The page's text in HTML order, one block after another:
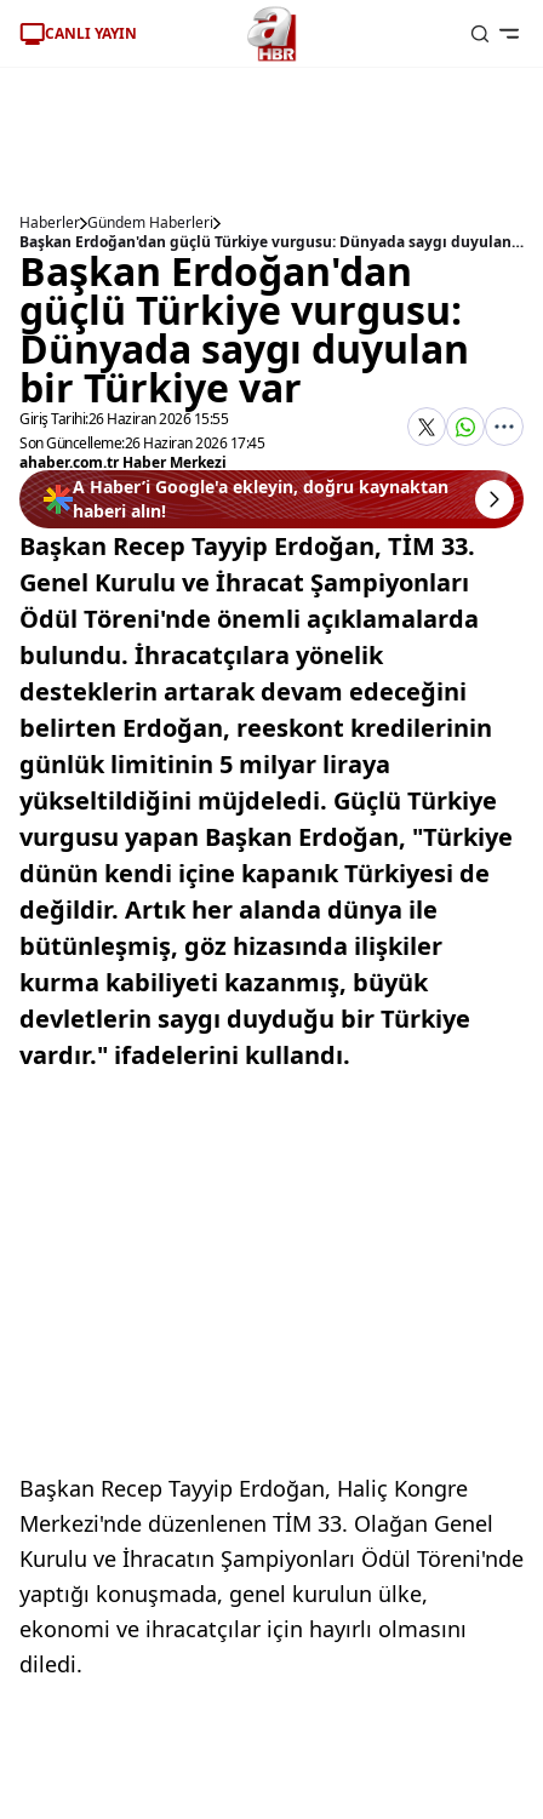
CANLI YAYIN
Haberler Gündem Haberleri
Başkan Erdoğan'dan güçlü Türkiye vurgusu: Dünyada saygı duyulan bir Türkiye var
Başkan Erdoğan'dan
güçlü Türkiye vurgusu:
Dünyada saygı duyulan
bir Türkiye var
Giriş Tarihi:26 Haziran 2026 15:55
Son Güncelleme:26 Haziran 2026 17:45
ahaber.com.tr Haber Merkezi
A Haber’i Google'a ekleyin, doğru kaynaktan
haberi alın!
Başkan Recep Tayyip Erdoğan, TİM 33.
Genel Kurulu ve İhracat Şampiyonları
Ödül Töreni'nde önemli açıklamalarda
bulundu. İhracatçılara yönelik
desteklerin artarak devam edeceğini
belirten Erdoğan, reeskont kredilerinin
günlük limitinin 5 milyar liraya
yükseltildiğini müjdeledi. Güçlü Türkiye
vurgusu yapan Başkan Erdoğan, "Türkiye
dünün kendi içine kapanık Türkiyesi de
değildir. Artık her alanda dünya ile
bütünleşmiş, göz hizasında ilişkiler
kurma kabiliyeti kazanmış, büyük
devletlerin saygı duyduğu bir Türkiye
vardır." ifadelerini kullandı.
Başkan Recep Tayyip Erdoğan, Haliç Kongre
Merkezi'nde düzenlenen TİM 33. Olağan Genel
Kurulu ve İhracatın Şampiyonları Ödül Töreni'nde
yaptığı konuşmada, genel kurulun ülke,
ekonomi ve ihracatçılar için hayırlı olmasını
diledi.